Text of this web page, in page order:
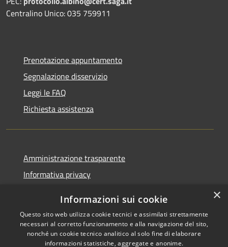
Centralino Unico: 035 759911
Prenotazione appuntamento
Segnalazione disservizio
Leggi le FAQ
Richiesta assistenza
Amministrazione trasparente
Informativa privacy
Dichiarazione di accessibilità
×
Informazioni sui cookie
Questo sito web utilizza cookie tecnici e assimilati strettamente
necessari al corretto funzionamento e alla navigazione del sito,
nonché un cookie tecnico analitico al solo fine di elaborare
informazioni statistiche, aggregate e anonime.